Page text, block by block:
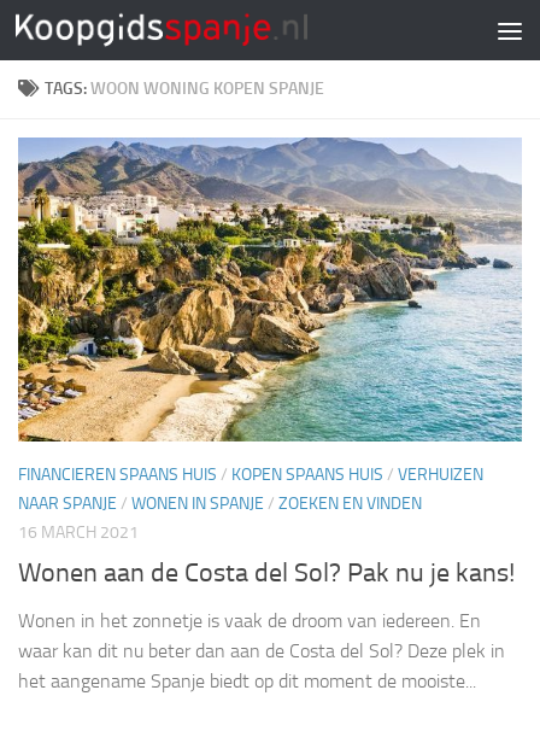
Doorgaan naar inhoud
TAGS:WOON WONING KOPEN SPANJE
FINANCIEREN SPAANS HUIS / KOPEN SPAANS HUIS / VERHUIZEN
NAAR SPANJE / WONEN IN SPANJE / ZOEKEN EN VINDEN
16 MARCH 2021
Wonen aan de Costa del Sol? Pak nu je kans!
Wonen in het zonnetje is vaak de droom van iedereen. En
waar kan dit nu beter dan aan de Costa del Sol? Deze plek in
het aangename Spanje biedt op dit moment de mooiste...